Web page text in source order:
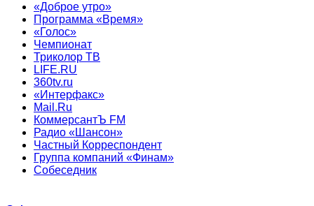
«Доброе утро»
Программа «Время»
«Голос»
Чемпионат
Триколор ТВ
LIFE.RU
360tv.ru
«Интерфакс»
Mail.Ru
КоммерсантЪ FM
Радио «Шансон»
Частный Корреспондент
Группа компаний «Финам»
Собеседник